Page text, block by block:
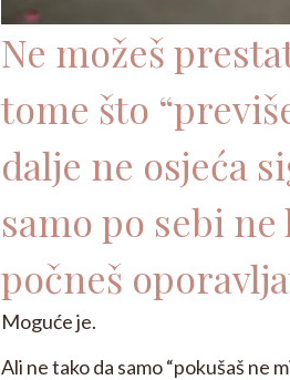
Ne možeš
tome što
dalje ne osjeća
samo po sebi
počneš
Moguće je.
Ali ne tako da samo “pokušaš ne